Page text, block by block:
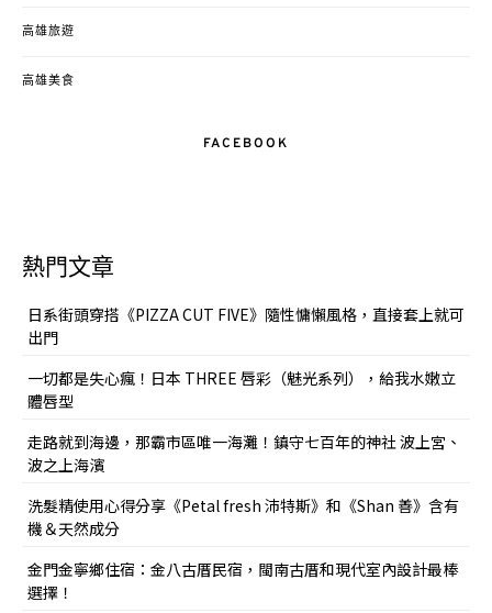
高雄旅遊
高雄美食
FACEBOOK
熱門文章
日系街頭穿搭《PIZZA CUT FIVE》隨性慵懶風格，直接套上就可
出門
一切都是失心瘋！日本 THREE 唇彩（魅光系列），給我水嫩立
體唇型
走路就到海邊，那霸市區唯一海灘！鎮守七百年的神社 波上宮、
波之上海濱
洗髮精使用心得分享《Petal fresh 沛特斯》和《Shan 善》含有
機＆天然成分
金門金寧鄉住宿：金八古厝民宿，閩南古厝和現代室內設計最棒
選擇！